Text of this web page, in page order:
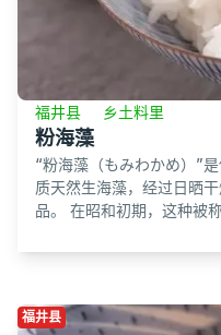
福井县 乡土料里
粉海藻
“粉海藻（もみわかめ）”
质天然生海藻，经过日晒
品。 在昭和初期，这种被
福井县